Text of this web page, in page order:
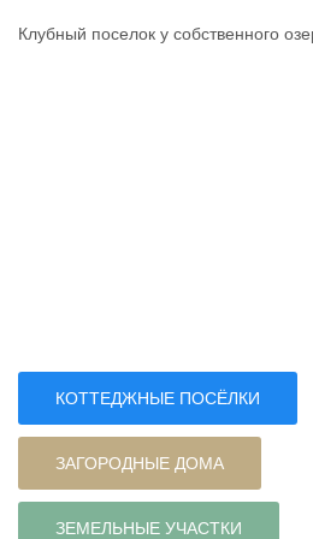
Клубный поселок у собственного
КОТТЕДЖНЫЕ ПОСЁЛКИ
ЗАГОРОДНЫЕ ДОМА
ЗЕМЕЛЬНЫЕ УЧАСТКИ